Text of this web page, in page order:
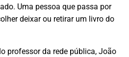
Uma pessoa que passa por
deixar ou retirar um livro do
professor da rede pública, João